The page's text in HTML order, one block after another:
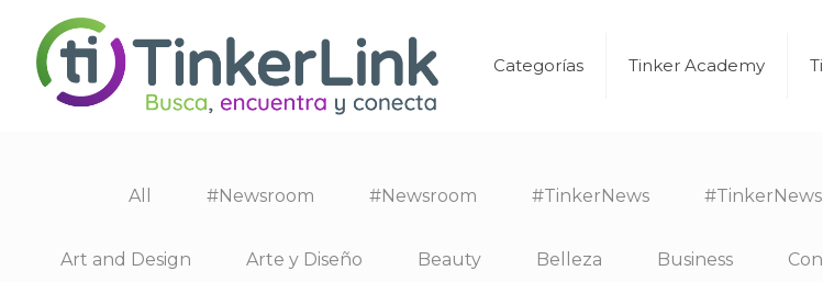
Categorías Tinker Academy
All #Newsroom #Newsroom #TinkerNews #TinkerNews
Art and Design Arte y Diseño Beauty Belleza Business